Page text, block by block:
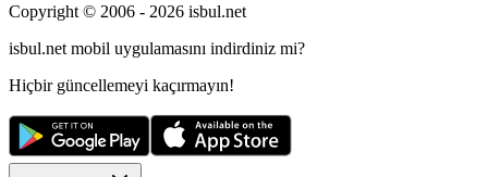
Copyright © 2006 - 2026 isbul.net
isbul.net mobil uygulamasını indirdiniz mi?
Hiçbir güncellemeyi kaçırmayın!